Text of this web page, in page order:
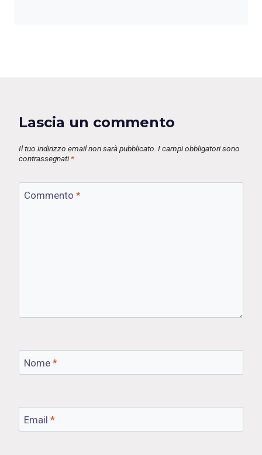
Lascia un commento
Il tuo indirizzo email non sarà pubblicato. I campi obbligatori sono
contrassegnati *
Commento *
Nome *
Email *